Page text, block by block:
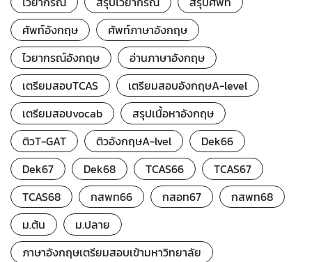
ศัพท์อังกฤษ
ศัพท์ภาษาอังกฤษ
ไวยากรณ์อังกฤษ
อ่านภาษาอังกฤษ
เตรียมสอบTCAS
เตรียมสอบอังกฤษA-level
เตรียมสอบvocab
สรุปเนื้อหาอังกฤษ
ติวT-GAT
ติวอังกฤษA-lvel
Dek66
Dek67
Dek68 TCAS66
TCAS67
TCAS68
กสพท66 กสอท67
กสพท68
ม.ต้น
ม.ปลาย
ภาษาอังกฤษเตรียมสอบเข้ามหาวิทยาลัย